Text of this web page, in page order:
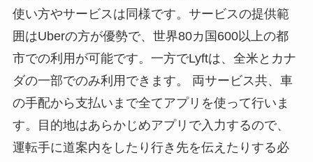
使い方やサービスは同様です。サービスの提供範
囲はUberの方が優勢で、世界80カ国600以上の都
市での利用が可能です。一方でLyftは、全米とカナ
ダの一部でのみ利用できます。 両サービス共、車
の手配から支払いまで全てアプリを使って行いま
す。目的地はあらかじめアプリで入力するので、
運転手に道案内をしたり行き先を伝えたりする必